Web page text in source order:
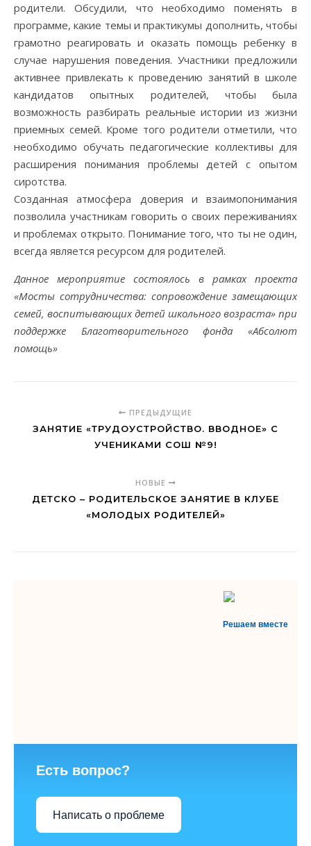
родители. Обсудили, что необходимо поменять в
программе, какие темы и практикумы дополнить, чтобы
грамотно реагировать и оказать помощь ребенку в
случае нарушения поведения. Участники предложили
активнее привлекать к проведению занятий в школе
кандидатов опытных родителей, чтобы была
возможность разбирать реальные истории из жизни
приемных семей. Кроме того родители отметили, что
необходимо обучать педагогические коллективы для
расширения понимания проблемы детей с опытом
сиротства.
Созданная атмосфера доверия и взаимопонимания
позволила участникам говорить о своих переживаниях
и проблемах открыто. Понимание того, что ты не один,
всегда является ресурсом для родителей.
Данное мероприятие состоялось в рамках проекта
«Мосты сотрудничества: сопровождение замещающих
семей, воспитывающих детей школьного возраста» при
поддержке Благотворительного фонда «Абсолют
помощь»
ПРЕДЫДУЩИЕ
ЗАНЯТИЕ «ТРУДОУСТРОЙСТВО. ВВОДНОЕ» С
УЧЕНИКАМИ СОШ №9!
НОВЫЕ
ДЕТСКО – РОДИТЕЛЬСКОЕ ЗАНЯТИЕ В КЛУБЕ
«МОЛОДЫХ РОДИТЕЛЕЙ»
Решаем вместе
Есть вопрос?
Написать о проблеме